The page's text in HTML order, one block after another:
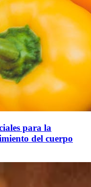
para la
del cuerpo